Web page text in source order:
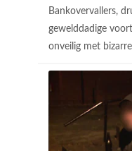
Bankovervallers,
gewelddadige
onveilig met